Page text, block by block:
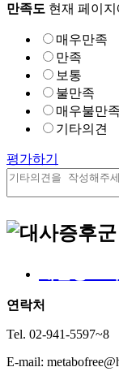
만족도 현재 페이
매우만족
만족
보통
불만족
매우불만족
기타의견
평가하기
연락처
Tel. 02-941-5597~8
E-mail: